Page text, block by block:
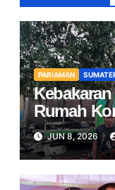
PARIAMAN
Rumah
Pariaman
JUN 8, 2026